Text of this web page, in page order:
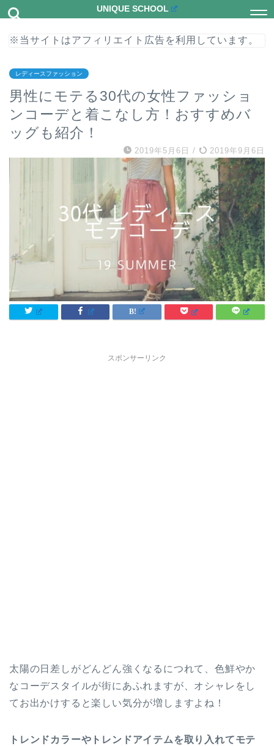
UNIQUE SCHOOL
※当サイトはアフィリエイト広告を利用しています。
レディースファッション
男性にモテる30代の女性ファッショ
ンコーデと着こなし方！おすすめバ
ッグも紹介！
2019年5月6日 / 2019年9月6日
スポンサーリンク
太陽の日差しがどんどん強くなるにつれて、色鮮やか
なコーデスタイルが街にあふれますが、オシャレをし
てお出かけすると楽しい気分が増しますよね！
トレンドカラーやトレンドアイテムを取り入れてモテ